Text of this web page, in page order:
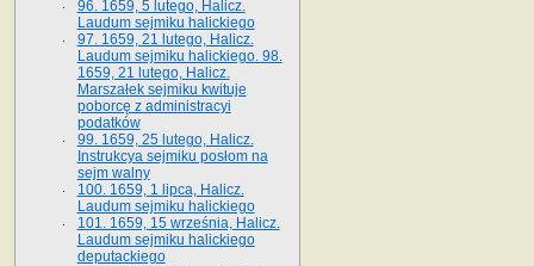
96. 1659, 5 lutego, Halicz.
Laudum sejmiku halickiego
97. 1659, 21 lutego, Halicz.
Laudum sejmiku halickiego. 98.
1659, 21 lutego, Halicz.
Marszałek sejmiku kwituje
poborcę z administracyi
podatków
99. 1659, 25 lutego, Halicz.
Instrukcya sejmiku posłom na
sejm walny
100. 1659, 1 lipca, Halicz.
Laudum sejmiku halickiego
101. 1659, 15 września, Halicz.
Laudum sejmiku halickiego
deputackiego